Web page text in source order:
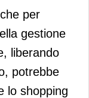
per
gestione
liberando
potrebbe
lo shopping